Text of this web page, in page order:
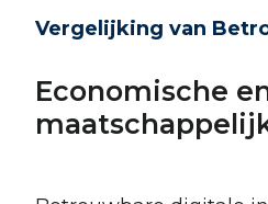
Vergelijking van
Economische